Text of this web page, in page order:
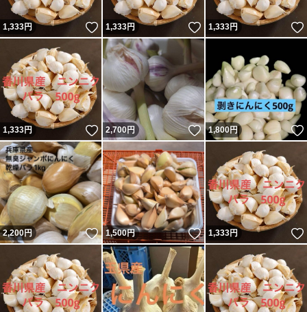
1,333円 いいね！
1,333円 いいね！
1,333円
1,333円 いいね！
2,700円 いいね！
1,800円
2,200円 いいね！
1,500円 いいね！
1,333円